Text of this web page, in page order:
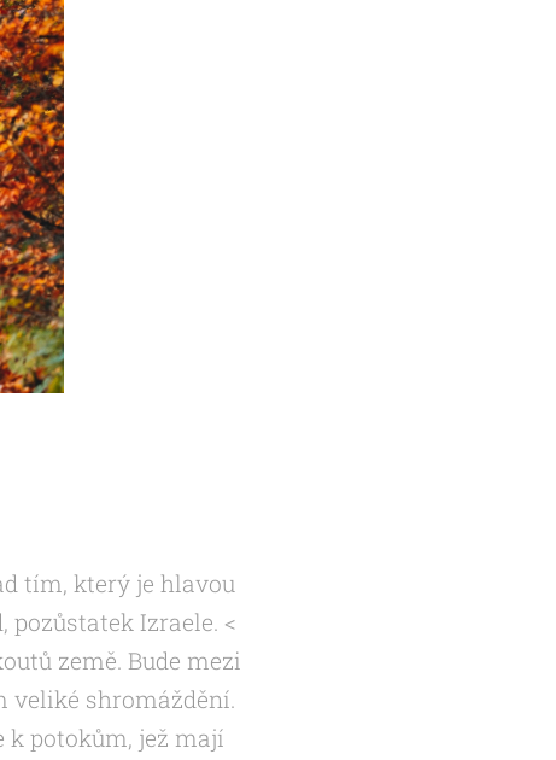
tím, který je hlavou
Izraele. <
země. Bude mezi
veliké shromáždění.
k potokům, jež mají